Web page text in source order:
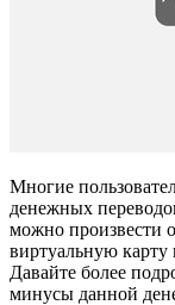
Многие
денежных
можно произвести
виртуальную
Давайте более
минусы данной